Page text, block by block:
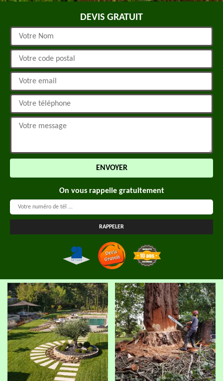
DEVIS GRATUIT
On vous rappelle gratuitement